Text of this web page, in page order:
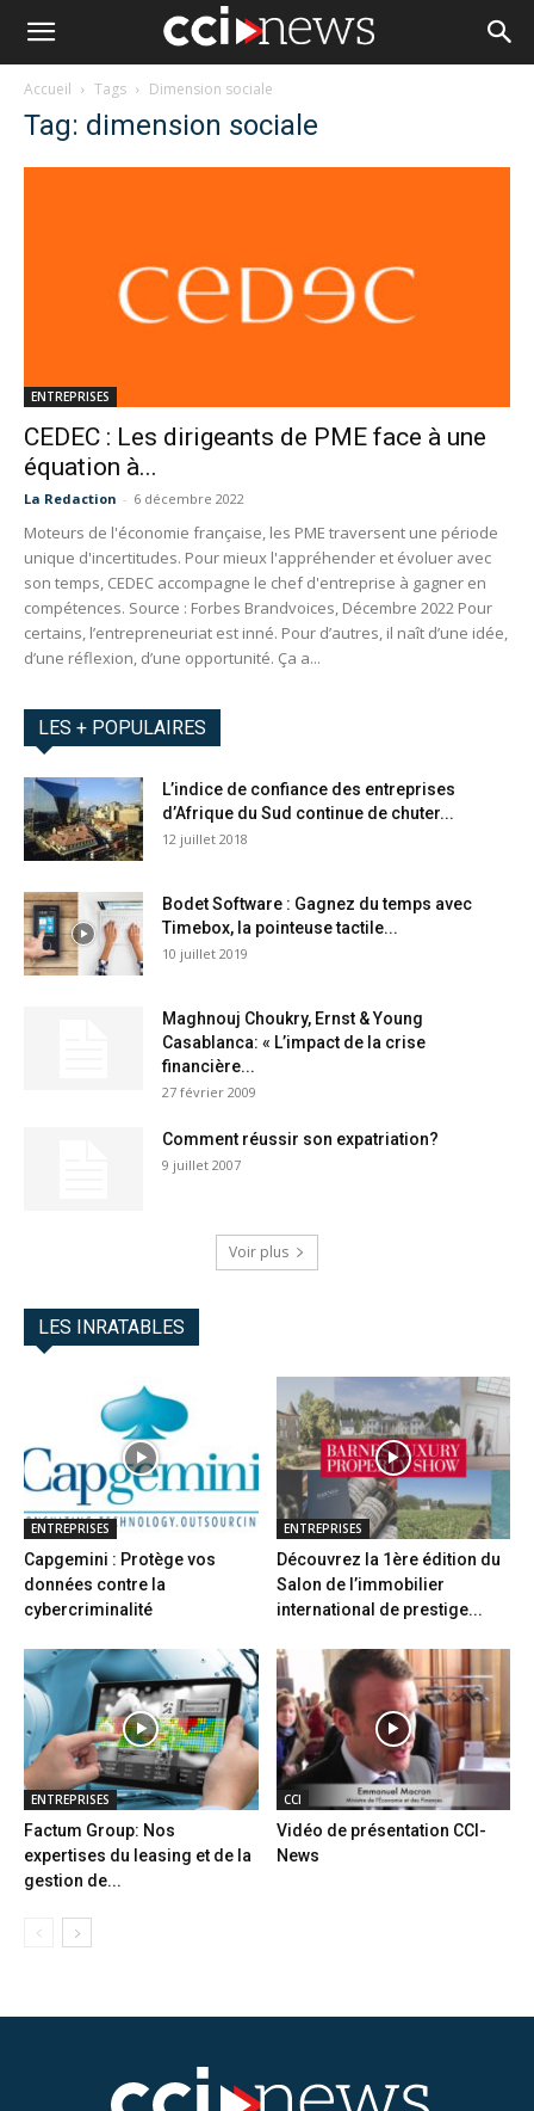
Accueil Tags Dimension sociale
Tag: dimension sociale
ENTREPRISES
CEDEC : Les dirigeants de PME face à une
équation à...
La Redaction - 6 décembre 2022
Moteurs de l'économie française, les PME traversent une période
unique d'incertitudes. Pour mieux l'appréhender et évoluer avec
son temps, CEDEC accompagne le chef d'entreprise à gagner en
compétences. Source : Forbes Brandvoices, Décembre 2022 Pour
certains, l’entrepreneuriat est inné. Pour d’autres, il naît d’une idée,
d’une réflexion, d’une opportunité. Ça a...
LES + POPULAIRES
L’indice de confiance des entreprises
d’Afrique du Sud continue de chuter...
12 juillet 2018
Bodet Software : Gagnez du temps avec
Timebox, la pointeuse tactile...
10 juillet 2019
Maghnouj Choukry, Ernst & Young
Casablanca: « L’impact de la crise
financière...
27 février 2009
Comment réussir son expatriation?
9 juillet 2007
Voir plus
LES INRATABLES
ENTREPRISES
Capgemini : Protège vos
données contre la
cybercriminalité
ENTREPRISES
Découvrez la 1ère édition du
Salon de l’immobilier
international de prestige...
ENTREPRISES
Factum Group: Nos
expertises du leasing et de la
gestion de...
CCI
Vidéo de présentation CCI-
News